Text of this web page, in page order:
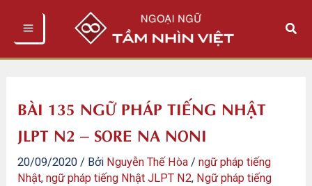
Tìm
BÀI 135 NGỮ PHÁP TIẾNG NHẬT
JLPT N2 – SORE NA NONI
20/09/2020 / Bởi Nguyễn Thế Hòa /ngữ pháp tiếng
Nhật,ngữ pháp tiếng Nhật JLPT N2, Ngữ pháp tiếng